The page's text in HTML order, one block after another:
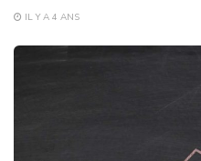
IL Y A 4 ANS